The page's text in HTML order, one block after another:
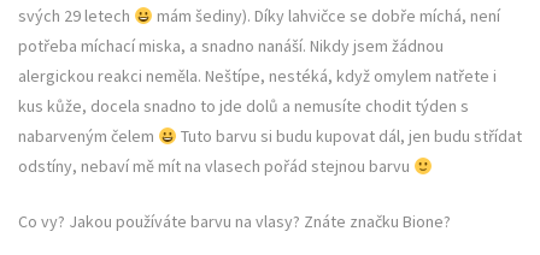
svých 29 letech
mám šediny). Díky lahvičce se dobře míchá, není
potřeba míchací miska, a snadno nanáší. Nikdy jsem žádnou
alergickou reakci neměla. Neštípe, nestéká, když omylem natřete i
kus kůže, docela snadno to jde dolů a nemusíte chodit týden s
nabarveným čelem
Tuto barvu si budu kupovat dál, jen budu střídat
odstíny, nebaví mě mít na vlasech pořád stejnou barvu
Co vy? Jakou používáte barvu na vlasy? Znáte značku Bione?